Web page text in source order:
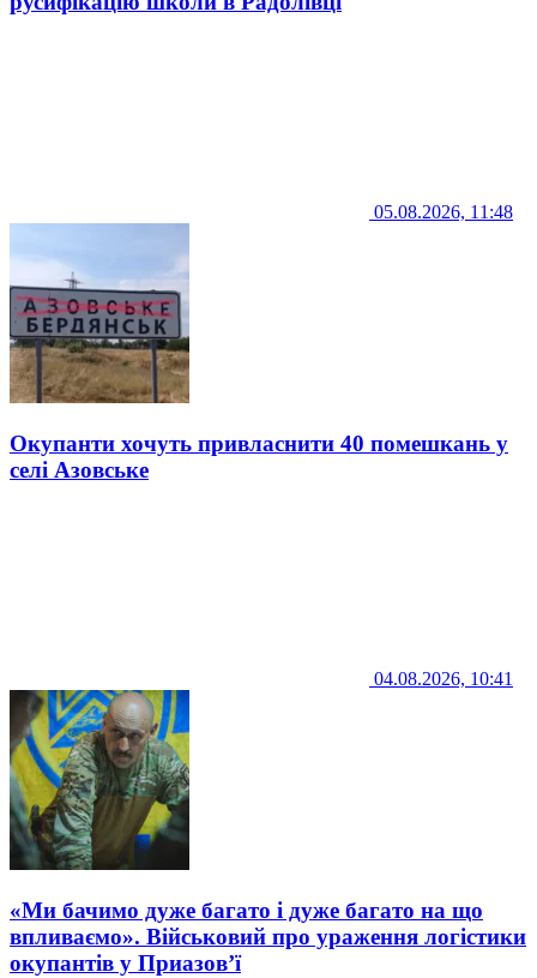
05.08.2026, 11:48
Окупанти хочуть привласнити 40 помешкань у
селі Азовське
04.08.2026, 10:41
«Ми бачимо дуже багато і дуже багато на що
впливаємо». Військовий про ураження логістики
окупантів у Приазов’ї